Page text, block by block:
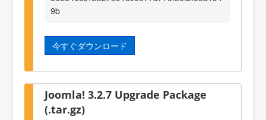
9b
今すぐダウンロード
Joomla! 3.2.7 Upgrade Package
(.tar.gz)